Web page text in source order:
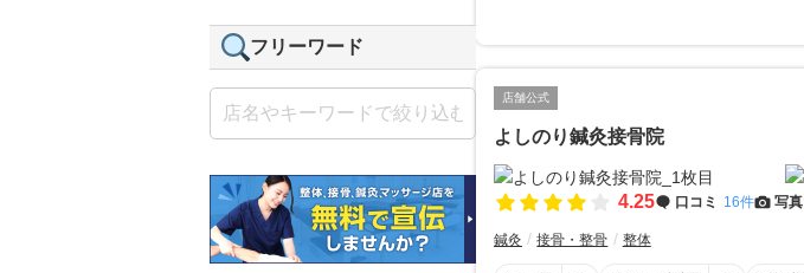
店舗公式
よしのり鍼灸接骨院
4.25 口コミ 16件 写真
鍼灸 接骨・整骨 整体
フリーワード